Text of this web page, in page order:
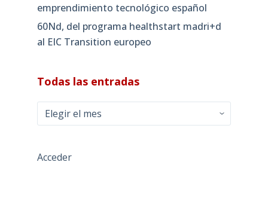
emprendimiento tecnológico español
60Nd, del programa healthstart madri+d
al EIC Transition europeo
Todas las entradas
Todas
las
Acceder